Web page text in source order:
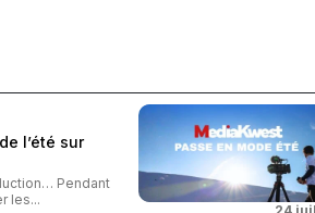
l’été sur
Pendant
les...